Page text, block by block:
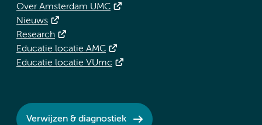
Over Amsterdam UMC
Nieuws
Research
Educatie locatie AMC
Educatie locatie VUmc
Verwijzen & diagnostiek